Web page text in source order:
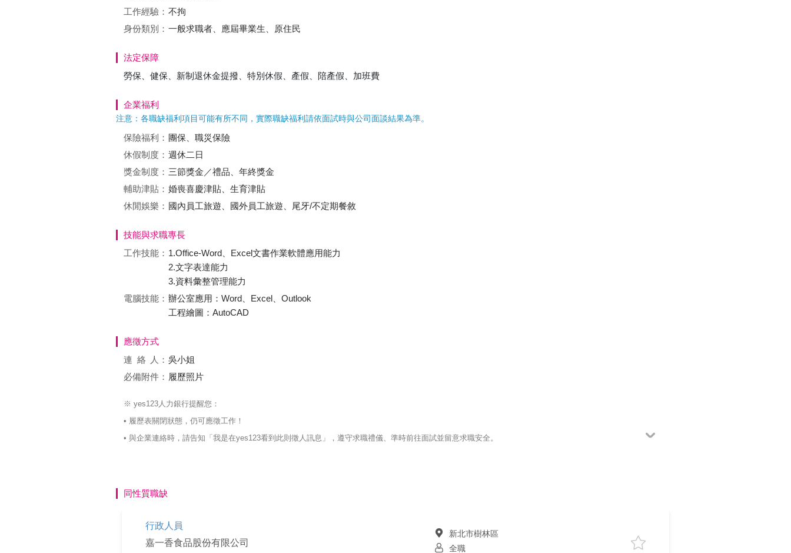
工作經驗： 不拘
身份類別： 一般求職者、應屆畢業生、原住民
法定保障
勞保、健保、新制退休金提撥、特別休假、產假、陪產假、加班費
企業福利
注意：各職缺福利項目可能有所不同，實際職缺福利請依面試時與公司面談結果為準。
保險福利： 團保、職災保險
休假制度： 週休二日
獎金制度： 三節獎金／禮品、年終獎金
輔助津貼： 婚喪喜慶津貼、生育津貼
休閒娛樂： 國內員工旅遊、國外員工旅遊、尾牙/不定期餐敘
技能與求職專長
工作技能： 1.Office-Word、Excel文書作業軟體應用能力
2.文字表達能力
3.資料彙整管理能力
電腦技能： 辦公室應用：Word、Excel、Outlook
工程繪圖：AutoCAD
應徵方式
連絡
人： 吳小姐
必備附件： 履歷照片
※ yes123人力銀行提醒您：
• 履歷表關閉狀態，仍可應徵工作！
• 與企業連絡時，請告知「我是在yes123看到此則徵人訊息」，遵守求職禮儀、準時前往面試並留意求職安全。
同性質職缺
行政人員
嘉一香食品股份有限公司
新北市樹林區
全職